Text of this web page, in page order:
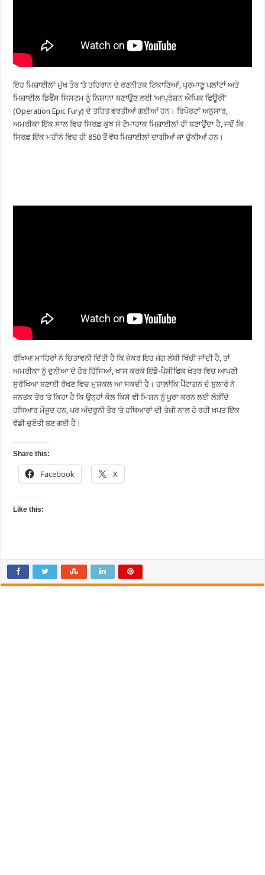
ਇਹ ਮਿਜ਼ਾਈਲਾਂ ਮੁੱਖ ਤੌਰ ‘ਤੇ ਤਹਿਰਾਨ ਦੇ ਰਣਨੀਤਕ ਟਿਕਾਣਿਆਂ, ਪ੍ਰਮਾਣੂ ਪਲਾਂਟਾਂ ਅਤੇ
ਮਿਜ਼ਾਈਲ ਡਿਫੈਂਸ ਸਿਸਟਮ ਨੂੰ ਨਿਸ਼ਾਨਾ ਬਣਾਉਣ ਲਈ ‘ਆਪ੍ਰੇਸ਼ਨ ਐਪਿਕ ਫਿਊਰੀ’
(Operation Epic Fury) ਦੇ ਤਹਿਤ ਵਰਤੀਆਂ ਗਈਆਂ ਹਨ। ਰਿਪੋਰਟਾਂ ਅਨੁਸਾਰ,
ਅਮਰੀਕਾ ਇੱਕ ਸਾਲ ਵਿਚ ਸਿਰਫ਼ ਕੁਝ ਸੌ ਟੋਮਾਹਾਕ ਮਿਜ਼ਾਈਲਾਂ ਹੀ ਬਣਾਉਂਦਾ ਹੈ, ਜਦੋਂ ਕਿ
ਸਿਰਫ਼ ਇੱਕ ਮਹੀਨੇ ਵਿਚ ਹੀ 850 ਤੋਂ ਵੱਧ ਮਿਜ਼ਾਈਲਾਂ ਦਾਗੀਆਂ ਜਾ ਚੁੱਕੀਆਂ ਹਨ।
ਰੱਖਿਆ ਮਾਹਿਰਾਂ ਨੇ ਚਿਤਾਵਨੀ ਦਿੱਤੀ ਹੈ ਕਿ ਜੇਕਰ ਇਹ ਜੰਗ ਲੰਬੀ ਖਿੱਚੀ ਜਾਂਦੀ ਹੈ, ਤਾਂ
ਅਮਰੀਕਾ ਨੂੰ ਦੁਨੀਆ ਦੇ ਹੋਰ ਹਿੱਸਿਆਂ, ਖਾਸ ਕਰਕੇ ਇੰਡੋ-ਪੈਸੀਫਿਕ ਖੇਤਰ ਵਿਚ ਆਪਣੀ
ਸੁਰੱਖਿਆ ਬਣਾਈ ਰੱਖਣ ਵਿਚ ਮੁਸ਼ਕਲ ਆ ਸਕਦੀ ਹੈ। ਹਾਲਾਂਕਿ ਪੈਂਟਾਗਨ ਦੇ ਬੁਲਾਰੇ ਨੇ
ਜਨਤਕ ਤੌਰ ‘ਤੇ ਕਿਹਾ ਹੈ ਕਿ ਉਨ੍ਹਾਂ ਕੋਲ ਕਿਸੇ ਵੀ ਮਿਸ਼ਨ ਨੂੰ ਪੂਰਾ ਕਰਨ ਲਈ ਲੋੜੀਂਦੇ
ਹਥਿਆਰ ਮੌਜੂਦ ਹਨ, ਪਰ ਅੰਦਰੂਨੀ ਤੌਰ ‘ਤੇ ਹਥਿਆਰਾਂ ਦੀ ਤੇਜ਼ੀ ਨਾਲ ਹੋ ਰਹੀ ਖਪਤ ਇੱਕ
ਵੱਡੀ ਚੁਣੌਤੀ ਬਣ ਗਈ ਹੈ।
Share this:
Facebook X
Like this: